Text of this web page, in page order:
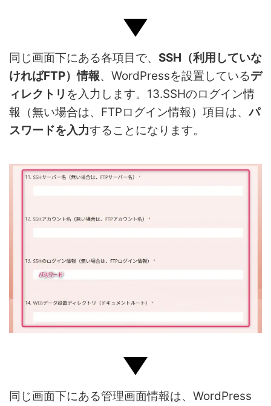
同じ画面下にある各項目で、 SSH（利用していな
ければFTP）情報、WordPressを設置しているデ
ィレクトリ を入力します。13.SSHのログイン情
報（無い場合は、FTPログイン情報）項目は、パ
スワードを入力することになります。
同じ画面下にある管理画面情報は、WordPress